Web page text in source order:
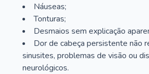
Náuseas;
Tonturas;
Desmaios sem explicação
Dor de cabeça persistente não
sinusites, problemas de visão ou
neurológicos.